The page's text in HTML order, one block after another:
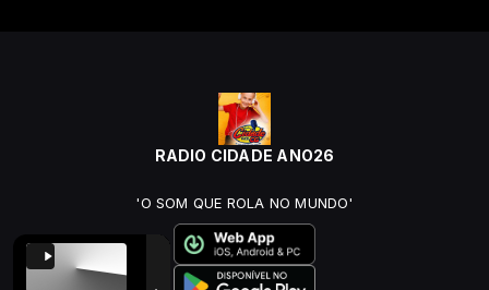
RADIO CIDADE ANO26
'O SOM QUE ROLA NO MUNDO'